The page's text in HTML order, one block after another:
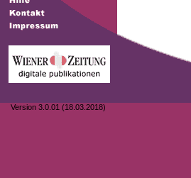
Version 3.0.01 (18.03.2018)